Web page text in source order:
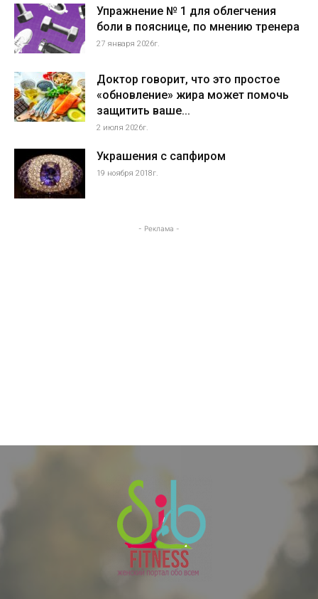
Упражнение № 1 для облегчения
боли в пояснице, по мнению тренера
27 января 2026г.
Доктор говорит, что это простое
«обновление» жира может помочь
защитить ваше...
2 июля 2026г.
Украшения с сапфиром
19 ноября 2018г.
- Реклама -